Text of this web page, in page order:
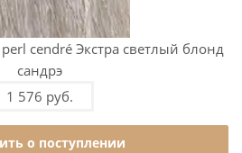
cendré Экстра светлый блонд
сандрэ
1 576 руб.
о поступлении